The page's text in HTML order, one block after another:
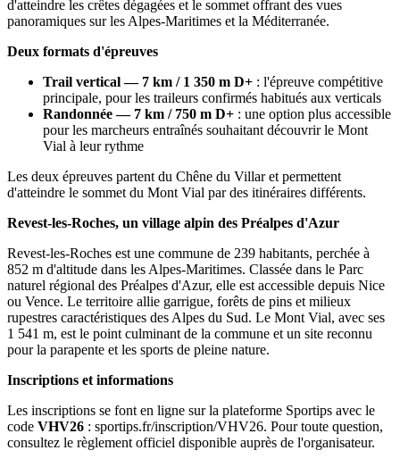
d'atteindre les crêtes dégagées et le sommet offrant des vues
panoramiques sur les Alpes-Maritimes et la Méditerranée.
Deux formats d'épreuves
Trail vertical — 7 km / 1 350 m D+ : l'épreuve compétitive
principale, pour les traileurs confirmés habitués aux verticals
Randonnée — 7 km / 750 m D+ : une option plus accessible
pour les marcheurs entraînés souhaitant découvrir le Mont
Vial à leur rythme
Les deux épreuves partent du Chêne du Villar et permettent
d'atteindre le sommet du Mont Vial par des itinéraires différents.
Revest-les-Roches, un village alpin des Préalpes d'Azur
Revest-les-Roches est une commune de 239 habitants, perchée à
852 m d'altitude dans les Alpes-Maritimes. Classée dans le Parc
naturel régional des Préalpes d'Azur, elle est accessible depuis Nice
ou Vence. Le territoire allie garrigue, forêts de pins et milieux
rupestres caractéristiques des Alpes du Sud. Le Mont Vial, avec ses
1 541 m, est le point culminant de la commune et un site reconnu
pour la parapente et les sports de pleine nature.
Inscriptions et informations
Les inscriptions se font en ligne sur la plateforme Sportips avec le
code VHV26 : sportips.fr/inscription/VHV26. Pour toute question,
consultez le règlement officiel disponible auprès de l'organisateur.